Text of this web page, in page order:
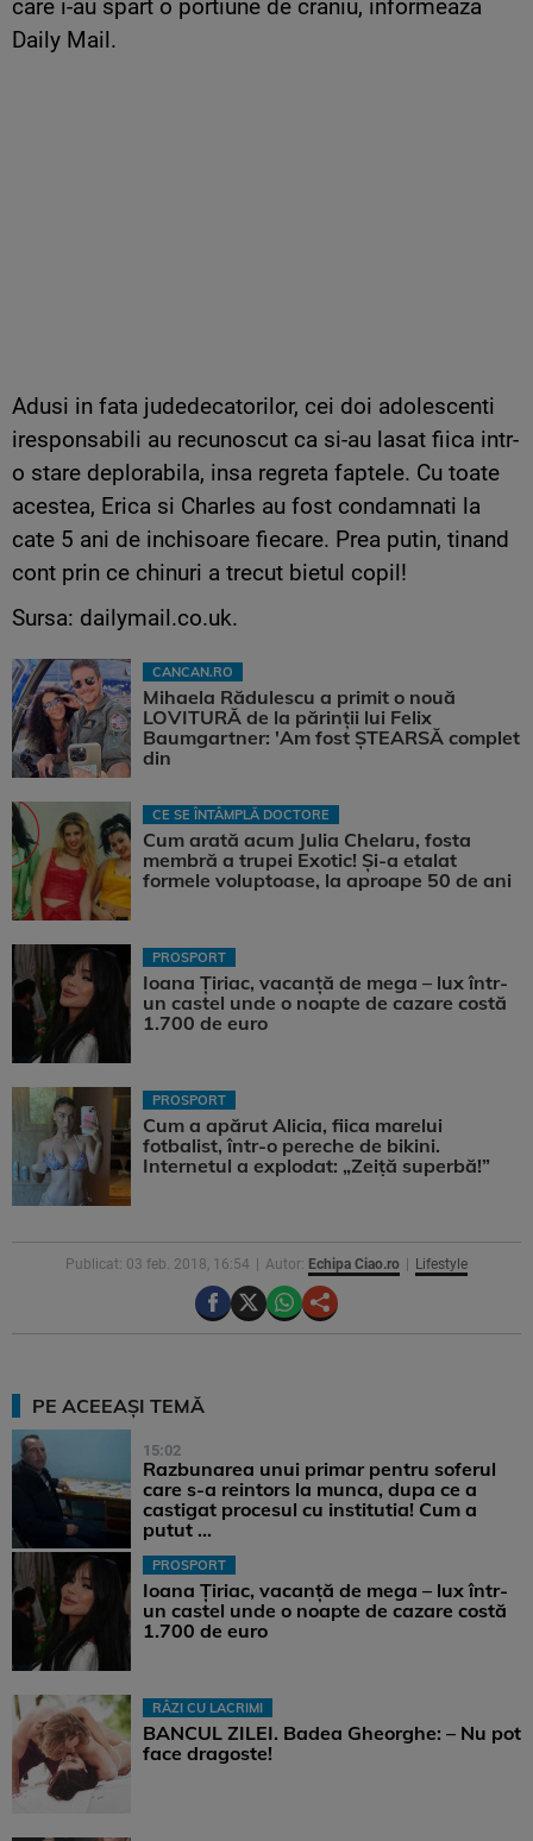
care i-au spart o portiune de craniu, informeaza
Daily Mail.
Adusi in fata judedecatorilor, cei doi adolescenti
iresponsabili au recunoscut ca si-au lasat fiica intr-
o stare deplorabila, insa regreta faptele. Cu toate
acestea, Erica si Charles au fost condamnati la
cate 5 ani de inchisoare fiecare. Prea putin, tinand
cont prin ce chinuri a trecut bietul copil!
Sursa: dailymail.co.uk.
CANCAN.RO
Mihaela Rădulescu a primit o nouă
LOVITURĂ de la părinții lui Felix
Baumgartner: 'Am fost ȘTEARSĂ complet
din
CE SE ÎNTÂMPLĂ DOCTORE
Cum arată acum Julia Chelaru, fosta
membră a trupei Exotic! Și-a etalat
formele voluptoase, la aproape 50 de ani
PROSPORT
Ioana Țiriac, vacanță de mega – lux într-
un castel unde o noapte de cazare costă
1.700 de euro
PROSPORT
Cum a apărut Alicia, fiica marelui
fotbalist, într-o pereche de bikini.
Internetul a explodat: „Zeiță superbă!”
Publicat: 03 feb. 2018, 16:54 Autor: Echipa Ciao.ro Lifestyle
PE ACEEAȘI TEMĂ
15:02
Razbunarea unui primar pentru soferul
care s-a reintors la munca, dupa ce a
castigat procesul cu institutia! Cum a
putut ...
PROSPORT
Ioana Țiriac, vacanță de mega – lux într-
un castel unde o noapte de cazare costă
1.700 de euro
RÂZI CU LACRIMI
BANCUL ZILEI. Badea Gheorghe: – Nu pot
face dragoste!